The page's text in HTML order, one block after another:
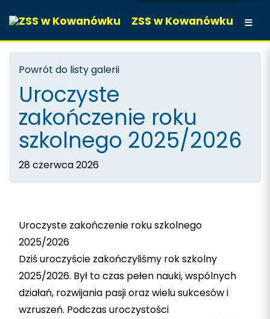
ZSS w Kowanówku
Powrót do listy galerii
Uroczyste
zakończenie roku
szkolnego 2025/2026
28 czerwca 2026
Uroczyste zakończenie roku szkolnego
2025/2026
Dziś uroczyście zakończyliśmy rok szkolny
2025/2026. Był to czas pełen nauki, wspólnych
działań, rozwijania pasji oraz wielu sukcesów i
wzruszeń. Podczas uroczystości